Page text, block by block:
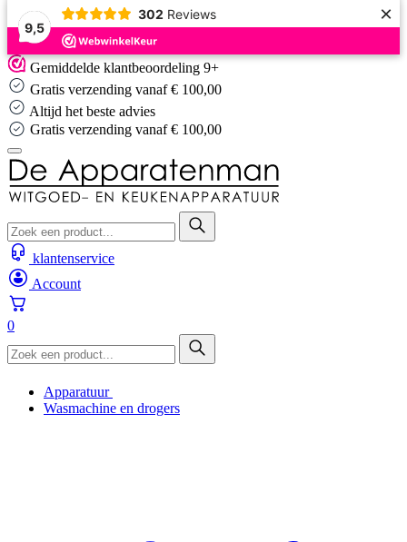
9,5
302 Reviews ×
Skip
to
content
Gemiddelde klantbeoordeling 9+
Gratis verzending vanaf € 100,00
Altijd het beste advies
Gratis verzending vanaf € 100,00
klantenservice
Account
0
Apparatuur
Wasmachine en drogers